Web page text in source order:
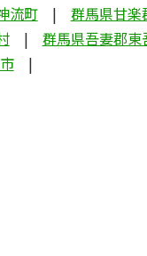
流町
群馬県甘楽
群馬県吾妻郡東